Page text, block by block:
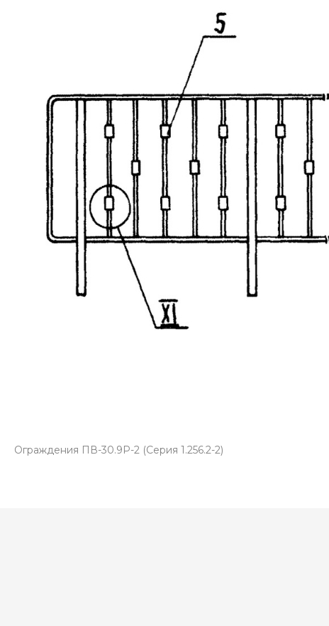
Ограждения ПВ-30.9Р-2 (Серия 1.256.2-2)